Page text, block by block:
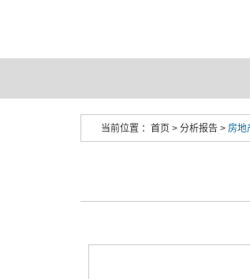
当前位置 ： 首页 > 分析报告 > 房地